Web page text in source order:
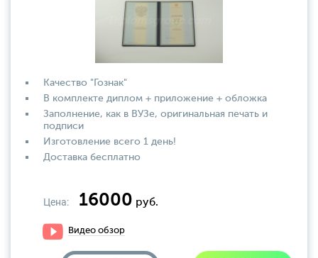
Качество "Гознак"
В комплекте диплом + приложение + обложка
Заполнение, как в ВУЗе, оригинальная печать и
подписи
Изготовление всего 1 день!
Доставка бесплатно
Цена: 16000 руб.
Видео обзор